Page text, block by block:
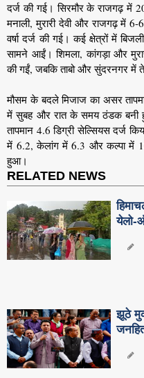
दर्ज की गई। सिरमौर के राजगढ़ में
मनाली, मुरारी देवी और राजगढ़ में 6-
वर्षा दर्ज की गई। कई क्षेत्रों में
सामने आईं। शिमला, कांगड़ा और
की गईं, जबकि ताबो और सुंदरनगर में
मौसम के बदले मिजाज का असर
में सुबह और रात के समय ठंडक बनी
तापमान 4.6 डिग्री सेल्सियस दर्ज
में 6.2, केलांग में 6.3 और कल्पा में
हुआ।
RELATED NEWS
येलो-
झूठे